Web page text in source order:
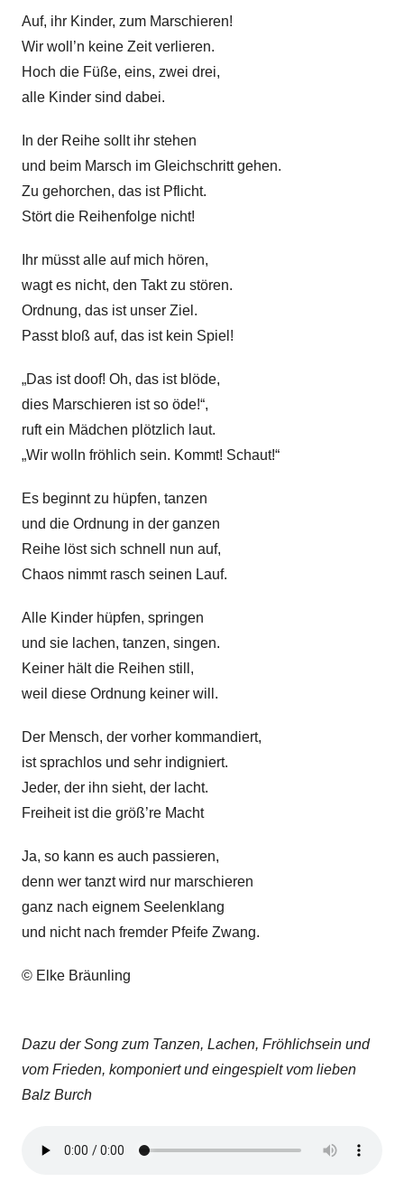
G
e
d
i
h
t
Z
e
t
k
r
i
k
e
Auf, ihr Kinder, zum Marschieren!
Wir woll’n keine Zeit verlieren.
Hoch die Füße, eins, zwei drei,
alle Kinder sind dabei.
In der Reihe sollt ihr stehen
und beim Marsch im Gleichschritt gehen.
Zu gehorchen, das ist Pflicht.
Stört die Reihenfolge nicht!
Ihr müsst alle auf mich hören,
wagt es nicht, den Takt zu stören.
Ordnung, das ist unser Ziel.
Passt bloß auf, das ist kein Spiel!
„Das ist doof! Oh, das ist blöde,
dies Marschieren ist so öde!“,
ruft ein Mädchen plötzlich laut.
„Wir wolln fröhlich sein. Kommt! Schaut!“
Es beginnt zu hüpfen, tanzen
und die Ordnung in der ganzen
Reihe löst sich schnell nun auf,
Chaos nimmt rasch seinen Lauf.
Alle Kinder hüpfen, springen
und sie lachen, tanzen, singen.
Keiner hält die Reihen still,
weil diese Ordnung keiner will.
Der Mensch, der vorher kommandiert,
ist sprachlos und sehr indigniert.
Jeder, der ihn sieht, der lacht.
Freiheit ist die größ’re Macht
Ja, so kann es auch passieren,
denn wer tanzt wird nur marschieren
ganz nach eignem Seelenklang
und nicht nach fremder Pfeife Zwang.
© Elke Bräunling
Dazu der Song zum Tanzen, Lachen, Fröhlichsein und
vom Frieden, komponiert und eingespielt vom lieben
Balz Burch